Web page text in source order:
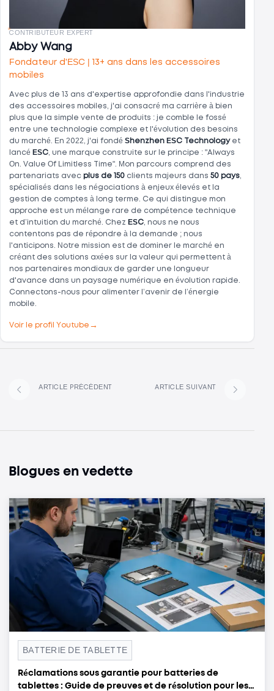
CONTRIBUTEUR EXPERT
Abby Wang
Fondateur d'ESC | 13+ ans dans les accessoires
mobiles
Avec plus de 13 ans d'expertise approfondie dans l'industrie
des accessoires mobiles, j'ai consacré ma carrière à bien
plus que la simple vente de produits : je comble le fossé
entre une technologie complexe et l'évolution des besoins
du marché. En 2022, j'ai fondé Shenzhen ESC Technologyet
lancé ESC, une marque construite sur le principe : "Always
On. Value Of Limitless Time". Mon parcours comprend des
partenariats avec plus de 150 clients majeurs dans 50 pays,
spécialisés dans les négociations à enjeux élevés et la
gestion de comptes à long terme. Ce qui distingue mon
approche est un mélange rare de compétence technique
et d’intuition du marché. Chez ESC, nous ne nous
contentons pas de répondre à la demande ; nous
l'anticipons. Notre mission est de dominer le marché en
créant des solutions axées sur la valeur qui permettent à
nos partenaires mondiaux de garder une longueur
d'avance dans un paysage numérique en évolution rapide.
Connectons-nous pour alimenter l’avenir de l’énergie
mobile.
Voir le profil Youtube →
ARTICLE PRÉCÉDENT ARTICLE SUIVANT
Blogues en vedette
BATTERIE DE TABLETTE
Réclamations sous garantie pour batteries de
tablettes : Guide de preuves et de résolution pour les